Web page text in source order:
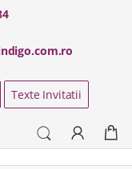
Texte Invitatii